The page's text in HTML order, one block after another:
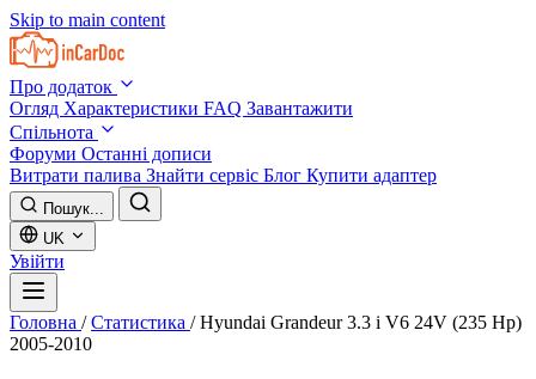
Skip to main content
Про додаток
Огляд Характеристики FAQ Завантажити
Спільнота
Форуми Останні дописи
Витрати палива Знайти сервіс Блог Купити адаптер
Пошук...
UK
Увійти
Головна / Статистика / Hyundai Grandeur 3.3 i V6 24V (235 Hp)
2005-2010